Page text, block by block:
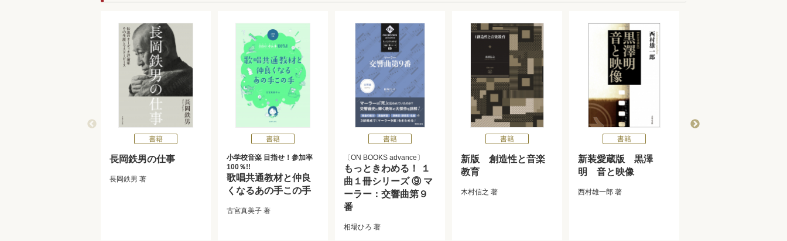
書籍
長岡鉄男の仕事
長岡鉄男 著
書籍
小学校音楽 目指せ！参加率
100％!!
歌唱共通教材と仲良
くなるあの手この手
古宮真美子 著
書籍
ON BOOKS advance
もっときわめる！ １
曲１冊シリーズ ⑨ マ
ーラー：交響曲第９
番
相場ひろ 著
書籍
新版 創造性と音楽
教育
木村信之 著
書籍
新装愛蔵版 黒澤
明 音と映像
西村雄一郎 著